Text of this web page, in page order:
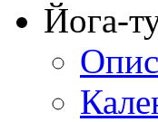
Йога-